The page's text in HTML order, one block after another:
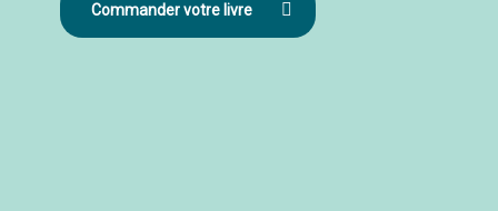
Commander votre livre